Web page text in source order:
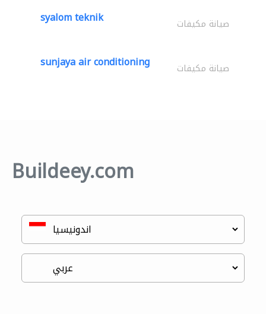
syalom teknik صيانة مكيفات
sunjaya air conditioning صيانة مكيفات
Buildeey.com